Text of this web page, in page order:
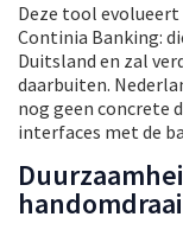
Deze tool
Continia Banking:
Duitsland en zal
daarbuiten.
nog geen concrete
interfaces met de
handomdraai